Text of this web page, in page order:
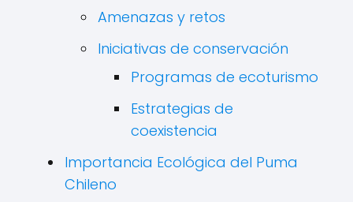
Amenazas y retos
Iniciativas de conservación
Programas de ecoturismo
Estrategias de
coexistencia
Importancia Ecológica del Puma
Chileno